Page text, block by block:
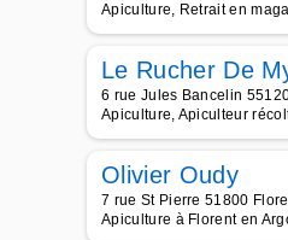
Apiculture, Retrait en
Le Rucher De
6 rue Jules Bancelin
Apiculture, Apiculteur
Olivier Oudy
7 rue St Pierre 51800
Apiculture à Florent en